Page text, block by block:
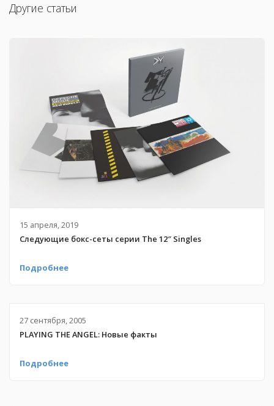
Другие статьи
15 апреля, 2019
Следующие бокс-сеты серии The 12″ Singles
Подробнее
27 сентября, 2005
PLAYING THE ANGEL: Новые факты
Подробнее